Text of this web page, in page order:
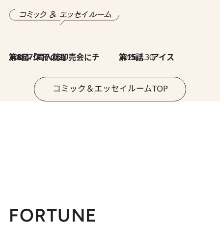
2026.7.30
第8回「同人誌即売会にチャレンジ その2」 2026.7.30
第15話 アイス
コミック＆エッセイルームTOP
FORTUNE